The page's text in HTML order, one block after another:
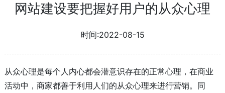
网站建设要把握好用户的从众心理
时间:2022-08-15
从众心理是每个人内心都会潜意识存在的正常心理，在商业
活动中，商家都善于利用人们的从众心理来进行营销。同